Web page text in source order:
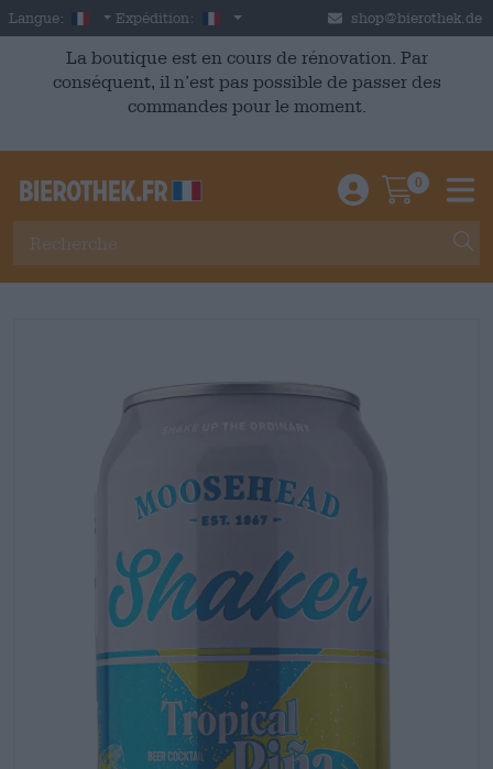
Skip to main content
Langue: French
Expédition: France shop@bierothek.de
La boutique est en cours de rénovation. Par
conséquent, il n’est pas possible de passer des
commandes pour le moment.
Einloggen /
0